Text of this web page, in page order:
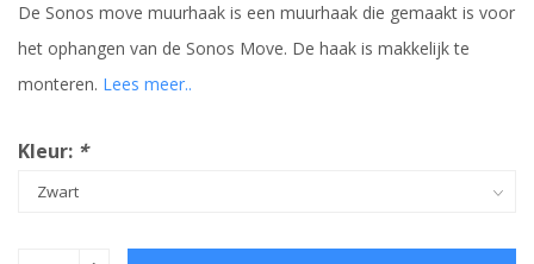
De Sonos move muurhaak is een muurhaak die gemaakt is voor
het ophangen van de Sonos Move. De haak is makkelijk te
monteren. Lees meer..
Kleur: *